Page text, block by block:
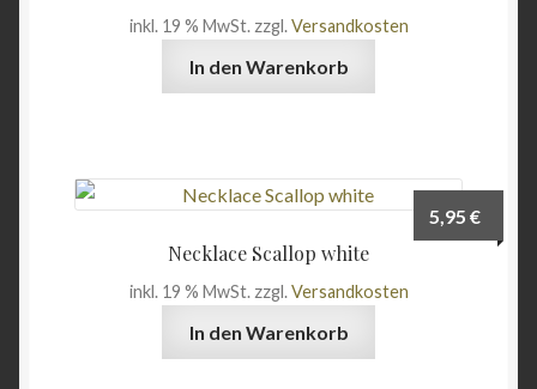
können
werden
inkl. 19 % MwSt. zzgl.Versandkosten
In den Warenkorb
Necklace Scallop white
5,95€
inkl. 19 % MwSt. zzgl.Versandkosten
In den Warenkorb